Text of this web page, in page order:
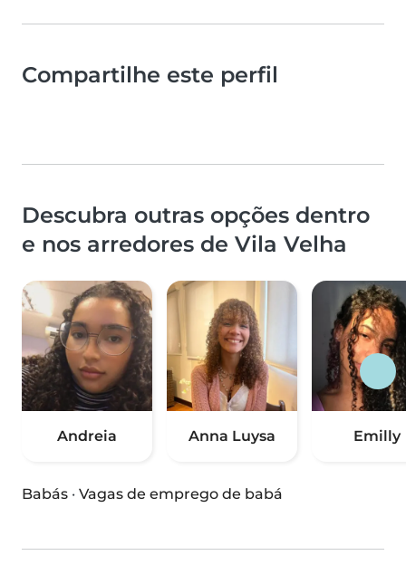
Compartilhe este perfil
Descubra outras opções dentro
e nos arredores de Vila Velha
Andreia Anna Luysa Emilly
Babás · Vagas de emprego de babá